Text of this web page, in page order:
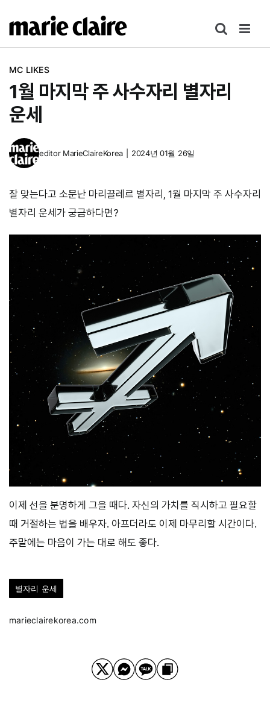
텐
MC LIKES
1월 마지막 주 사수자리 별자리
운세
editor MarieClaireKorea 2024년 01월 26일
잘 맞는다고 소문난 마리끌레르 별자리, 1월 마지막 주 사수자리
별자리 운세가 궁금하다면?
이제 선을 분명하게 그을 때다. 자신의 가치를 직시하고 필요할
때 거절하는 법을 배우자. 아프더라도 이제 마무리할 시간이다.
주말에는 마음이 가는 대로 해도 좋다.
별자리 운세
marieclairekorea.com